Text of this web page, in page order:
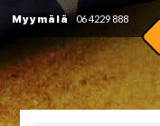
Myymälä 06 4229 888